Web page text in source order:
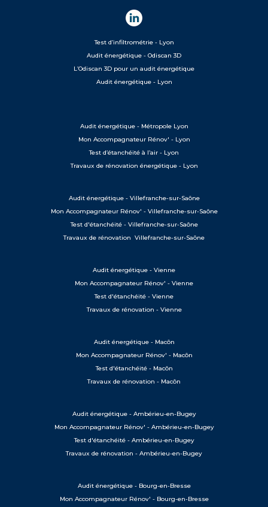
Test d’infiltrométrie - Lyon
Audit énergétique - Odiscan 3D
L’Odiscan 3D pour un audit énergétique
Audit énergétique - Lyon
Audit énergétique - Métropole Lyon
Mon Accompagnateur Rénov' - Lyon
Test d’étanchéité à l’air - Lyon
Travaux de rénovation énergétique - Lyon
Audit énergétique - Villefranche-sur-Saône
Mon Accompagnateur Rénov' - Villefranche-sur-Saône
Test d'étanchéité - Villefranche-sur-Saône
Travaux de rénovation Villefranche-sur-Saône
Audit énergétique - Vienne
Mon Accompagnateur Rénov' - Vienne
Test d'étanchéité - Vienne
Travaux de rénovation - Vienne
Audit énergétique - Macôn
Mon Accompagnateur Rénov' - Macôn
Test d'étanchéité - Macôn
Travaux de rénovation - Macôn
Audit énergétique - Ambérieu-en-Bugey
Mon Accompagnateur Rénov' - Ambérieu-en-Bugey
Test d'étanchéité - Ambérieu-en-Bugey
Travaux de rénovation - Ambérieu-en-Bugey
Audit énergétique - Bourg-en-Bresse
Mon Accompagnateur Rénov' - Bourg-en-Bresse